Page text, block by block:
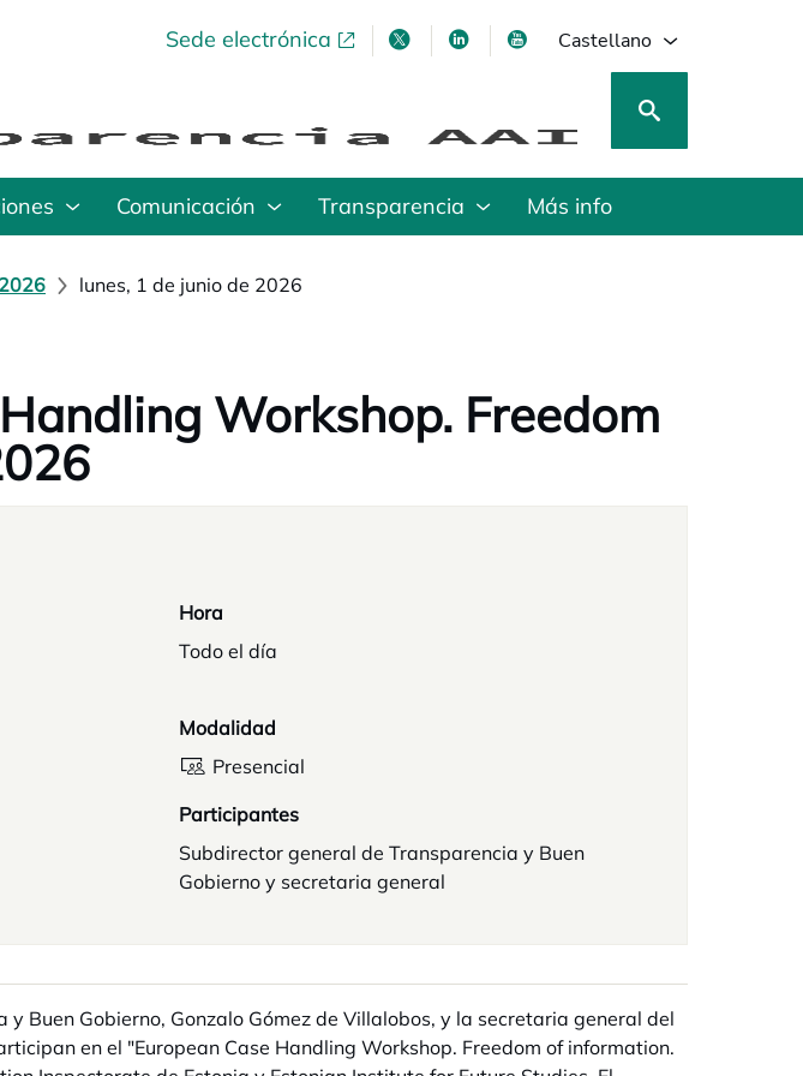
Sede electrónicase abre en una pestaña nueva
se abre en una pestaña nueva
se abre en una pestaña nueva
se abre en una pestaña
Castellano
Comunicación Transparencia Más info
2026 lunes, 1 de junio de 2026
Workshop. Freedom
Hora
Todo el día
Modalidad
Presencial
Participantes
Subdirector general de Transparencia y Buen
Gobierno y secretaria general
Buen Gobierno, Gonzalo Gómez de Villalobos, y la secretaria general del
en el "European Case Handling Workshop. Freedom of information.